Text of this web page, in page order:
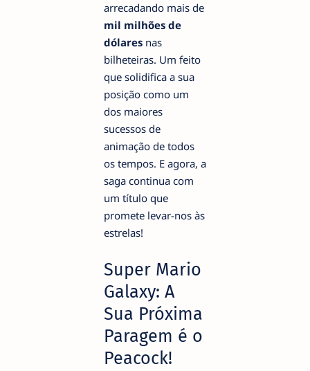
arrecadando mais de
mil milhões de
dólares nas
bilheteiras. Um feito
que solidifica a sua
posição como um
dos maiores
sucessos de
animação de todos
os tempos. E agora, a
saga continua com
um título que
promete levar-nos às
estrelas!
Super Mario
Galaxy: A
Sua Próxima
Paragem é o
Peacock!